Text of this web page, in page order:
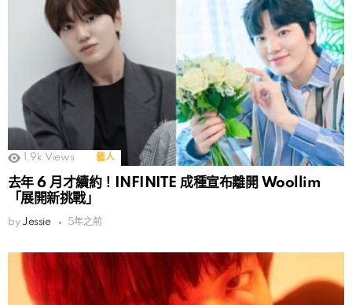
1.9k Views 藝人
去年 6 月才續約！INFINITE 成種宣布離開 Woollim
「展開新挑戰」
by Jessie 5年之前